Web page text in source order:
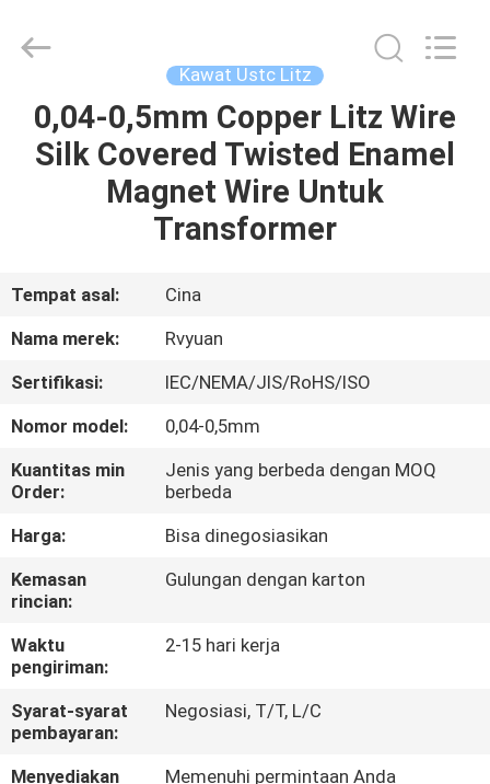
RUMAH
PRODUK
TENTANG
WISATA
PABRIK
KONTROL
KUALITAS
HUBUNGI
KAMI
BERITA
Material
Co,.Ltd.
Reserved.
Kawat Ustc Litz
0,04-0,5mm Copper Litz Wire
Silk Covered Twisted Enamel
Magnet Wire Untuk
Transformer
Tempat asal:
Cina
Nama merek:
Rvyuan
Sertifikasi:
IEC/NEMA/JIS/RoHS/ISO
Nomor model:
0,04-0,5mm
Kuantitas min
Order:
Jenis yang berbeda dengan MOQ
berbeda
Harga:
Bisa dinegosiasikan
Kemasan
rincian:
Gulungan dengan karton
Waktu
pengiriman:
2-15 hari kerja
Syarat-syarat
pembayaran:
Negosiasi, T/T, L/C
Menyediakan
Memenuhi permintaan Anda